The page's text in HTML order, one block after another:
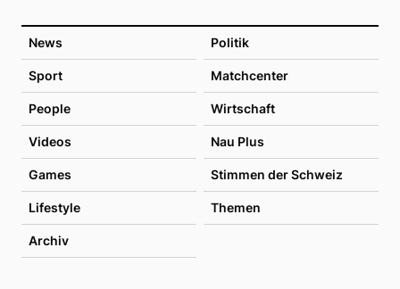
News Politik
Sport Matchcenter
People Wirtschaft
Videos Nau Plus
Games Stimmen der Schweiz
Lifestyle Themen
Archiv